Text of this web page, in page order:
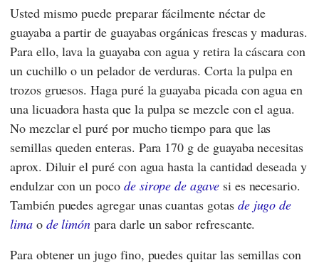
Usted mismo puede preparar fácilmente néctar de
guayaba a partir de guayabas orgánicas frescas y maduras.
Para ello, lava la guayaba con agua y retira la cáscara con
un cuchillo o un pelador de verduras. Corta la pulpa en
trozos gruesos. Haga puré la guayaba picada con agua en
una licuadora hasta que la pulpa se mezcle con el agua.
No mezclar el puré por mucho tiempo para que las
semillas queden enteras. Para 170 g de guayaba necesitas
aprox. Diluir el puré con agua hasta la cantidad deseada y
endulzar con un poco de sirope de agavesi es necesario.
También puedes agregar unas cuantas gotas de jugo de
limao de limón para darle un sabor refrescante.
Para obtener un jugo fino, puedes quitar las semillas con